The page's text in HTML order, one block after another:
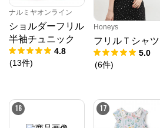
ナルミヤオンライン
ショルダーフリル
半袖チュニック
4.8
(13件)
Honeys
フリルＴシャツ
5.0
(6件)
16 17